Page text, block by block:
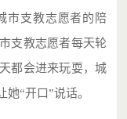
市支教志愿者的陪
支教志愿者每天轮
都会进来玩耍，城
“开口”说话。